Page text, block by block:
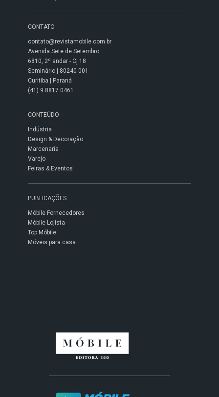
CONTATO
contato@revistamobile.com.br
Avenida Sete de Setembro
6810, 2º andar - Cj 18
Seminário | 80240-001
Curitiba | Paraná
(41) 9 8817 0461
CONTEÚDO
Indústria
Design & Decoração
Marcenaria
Varejo
Feiras & Eventos
PUBLICAÇÕES
Móbile Fornecedores
Móbile Lojista
Top Móbile
Móveis para casa